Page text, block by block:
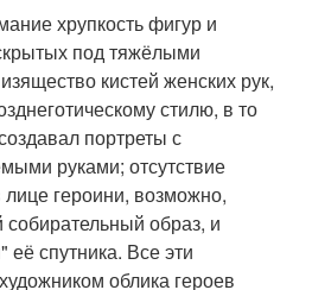
хрупкость фигур и
под тяжёлыми
кистей женских рук,
стилю, в то
портреты с
руками; отсутствие
героини, возможно,
образ, и
спутника. Все эти
облика героев